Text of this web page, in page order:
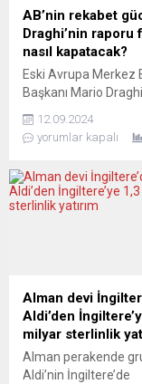
açıklama yapan
Borrell, Putin ve
yaptırım uygulanması
kararının...
AB’nin rekabet
Draghi’nin raporu
nasıl kapatacak?
Eski Avrupa Merkez
Başkanı Mario
Ursula von der
talebi üzerine
Raporda, Avrupa
ABD ve Çin ile rekabet
yatırımlarının
gerektiği vurgulandı.
kapsamlı plan, Avrupa
basınında geniş...
12.09.2024
yorumlar kapalı
Alman devi
Aldi’den
milyar sterlinlik
Alman perakende
Aldi’nin İngiltere’de